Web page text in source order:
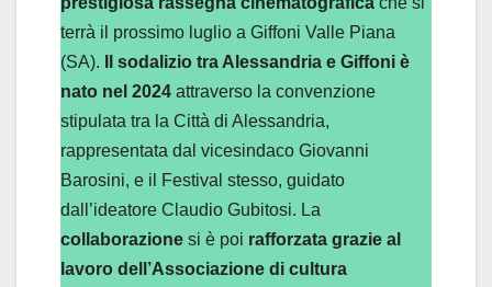
terrà il prossimo luglio a Giffoni Valle Piana
(SA).
Il sodalizio tra Alessandria e Giffoni è
nato nel 2024 attraverso la convenzione
stipulata tra la Città di Alessandria,
rappresentata dal vicesindaco Giovanni
Barosini, e il Festival stesso, guidato
dall’ideatore Claudio Gubitosi. La
collaborazione si è poi rafforzata grazie al
lavoro dell’Associazione di cultura